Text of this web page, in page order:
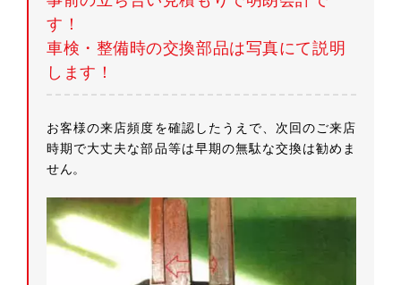
す！
車検・整備時の交換部品は写真にて説明
します！
お客様の来店頻度を確認したうえで、次回のご来店
時期で大丈夫な部品等は早期の無駄な交換は勧めま
せん。